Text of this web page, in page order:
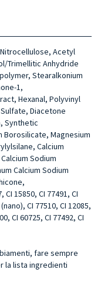
Acetyl
Trimellitic Anhydride
Stearalkonium
1,
Hexanal, Polyvinyl
Diacetone
Synthetic
Borosilicate, Magnesium
Calcium
Sodium
Calcium Sodium
15850, CI 77491, CI
CI 77510, CI 12085,
CI 60725, CI 77492, CI
fare sempre
la lista ingredienti